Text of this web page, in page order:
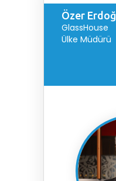
Özer
GlassHouse
Ülke Müdürü